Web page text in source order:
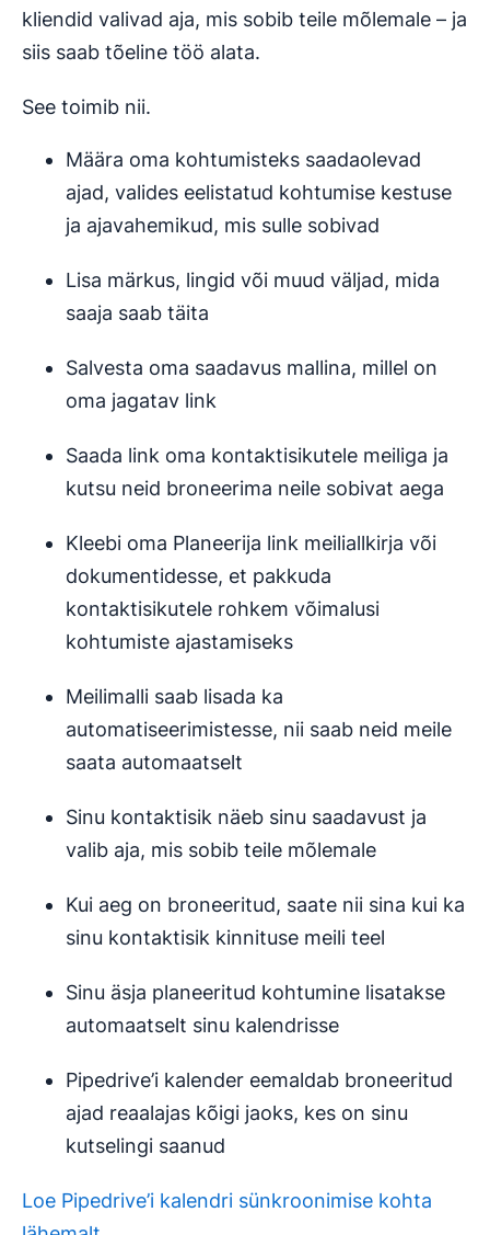
kliendid valivad aja, mis sobib teile mõlemale – ja
siis saab tõeline töö alata.
See toimib nii.
Määra oma kohtumisteks saadaolevad
ajad, valides eelistatud kohtumise kestuse
ja ajavahemikud, mis sulle sobivad
Lisa märkus, lingid või muud väljad, mida
saaja saab täita
Salvesta oma saadavus mallina, millel on
oma jagatav link
Saada link oma kontaktisikutele meiliga ja
kutsu neid broneerima neile sobivat aega
Kleebi oma Planeerija link meiliallkirja või
dokumentidesse, et pakkuda
kontaktisikutele rohkem võimalusi
kohtumiste ajastamiseks
Meilimalli saab lisada ka
automatiseerimistesse, nii saab neid meile
saata automaatselt
Sinu kontaktisik näeb sinu saadavust ja
valib aja, mis sobib teile mõlemale
Kui aeg on broneeritud, saate nii sina kui ka
sinu kontaktisik kinnituse meili teel
Sinu äsja planeeritud kohtumine lisatakse
automaatselt sinu kalendrisse
Pipedrive’i kalender eemaldab broneeritud
ajad reaalajas kõigi jaoks, kes on sinu
kutselingi saanud
Loe Pipedrive’i kalendri sünkroonimise kohta